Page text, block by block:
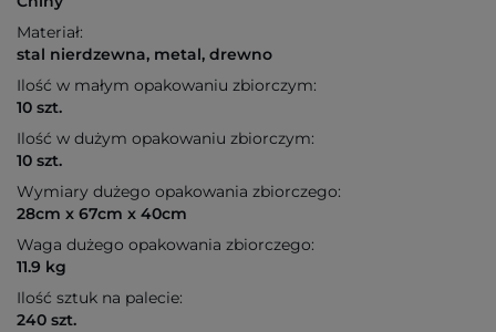
Materiał:
stal nierdzewna, metal, drewno
Ilość w małym opakowaniu zbiorczym:
10 szt.
Ilość w dużym opakowaniu zbiorczym:
10 szt.
Wymiary dużego opakowania zbiorczego:
28cm x 67cm x 40cm
Waga dużego opakowania zbiorczego:
11.9 kg
Ilość sztuk na palecie:
240 szt.